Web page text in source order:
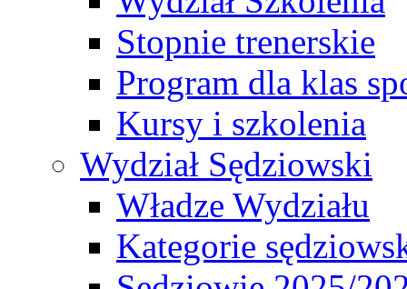
Stopnie trenerskie
Program dla klas
Kursy i szkolenia
Wydział Sędziowski
Władze Wydziału
Kategorie